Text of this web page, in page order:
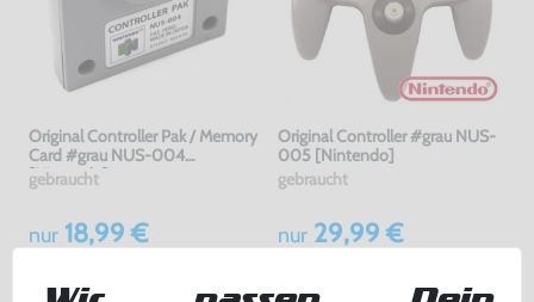
Original Controller Pak / Memory
Card #grau NUS-004
[Nintendo]
gebraucht
nur18,99 €
Original Controller #grau NUS-
005 [Nintendo]
gebraucht
nur29,99 €